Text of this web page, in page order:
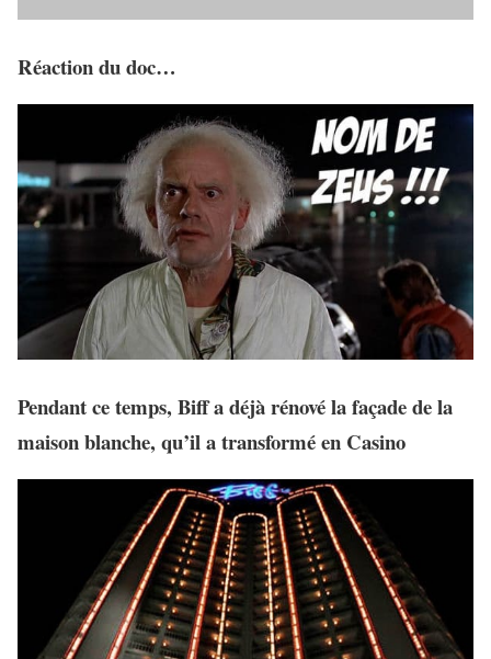
Réaction dudoc…
Pendant ce temps, Biff a déjàrénové la façade de la
maison blanche, qu’il a transformé en Casino